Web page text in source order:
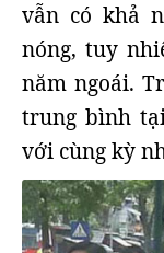
vẫn có khả
nóng, tuy
năm ngoái.
trung bình
với cùng kỳ